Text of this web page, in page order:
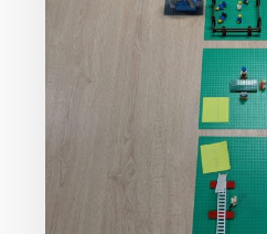
trabajo